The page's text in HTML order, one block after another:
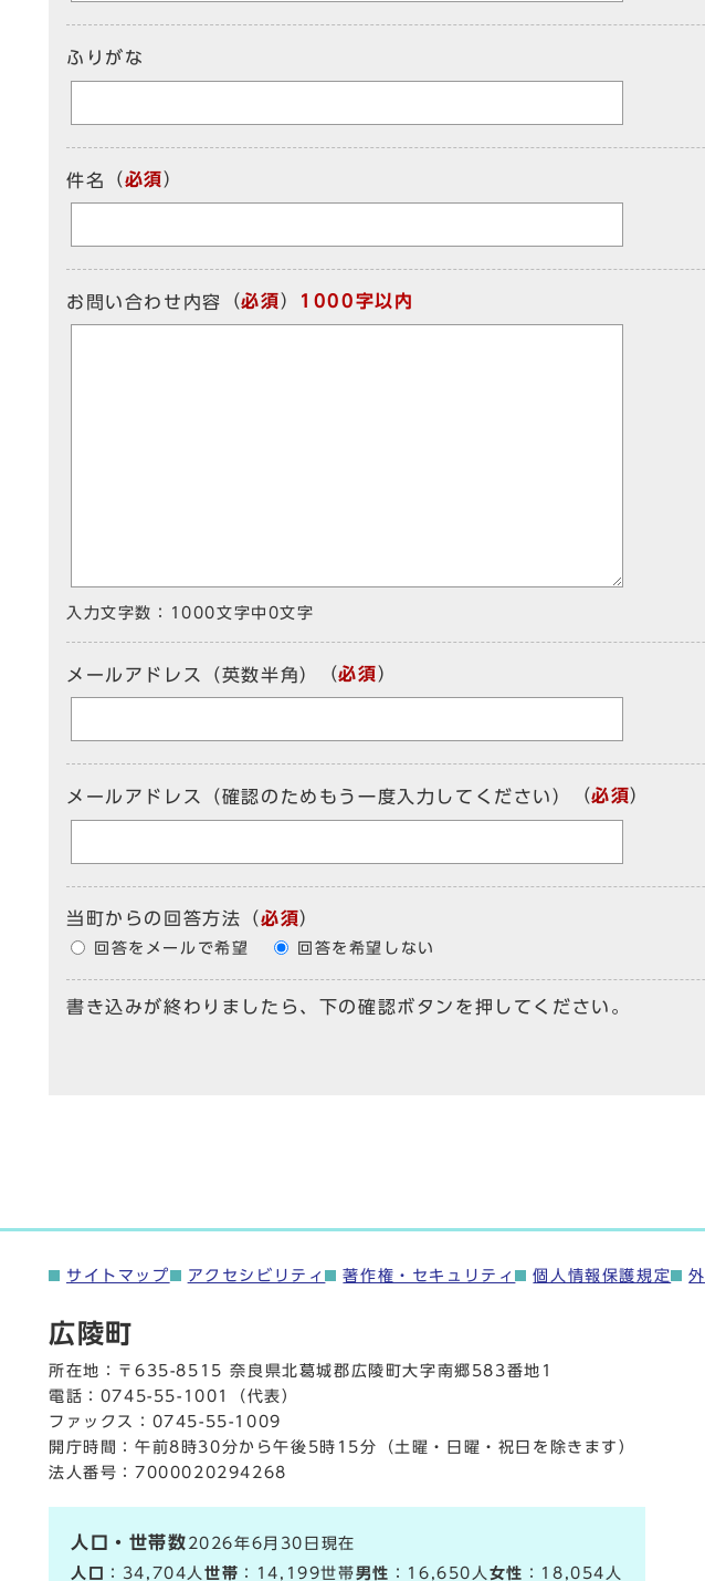
ふりがな
件名 （必須）
お問い合わせ内容 （必須） 1000字以内
入力文字数： 1000文字中 0文字
メールアドレス（英数半角） （必須）
メールアドレス（確認のためもう一度入力してください） （必須）
当町からの回答方法 （必須）
回答をメールで希望 回答を希望しない
書き込みが終わりましたら、下の確認ボタンを押してください。
サイトマップ アクセシビリティ 著作権・セキュリティ 個人情報保護規定
広陵町
所在地：〒635-8515 奈良県北葛城郡広陵町大字南郷583番地1
電話： 0745-55-1001
（代表）
ファックス：0745-55-1009
開庁時間：午前8時30分から午後5時15分（土曜・日曜・祝日を除きます）
法人番号：7000020294268
人口・世帯数 2026年6月30日現在
人口
：34,704人世帯 ：14,199世帯男性 ：16,650人 女性 ：18,054人